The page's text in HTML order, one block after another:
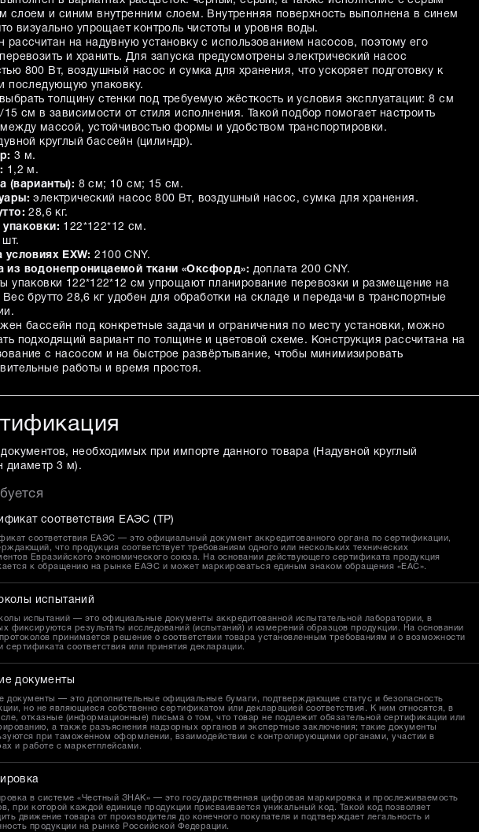
слоем и синим внутренним слоем. Внутренняя поверхность выполнена в синем
визуально упрощает контроль чистоты и уровня воды.
рассчитан на надувную установку с использованием насосов, поэтому его
и хранить. Для запуска предусмотрены электрический насос
800 Вт, воздушный насос и сумка для хранения, что ускоряет подготовку к
последующую упаковку.
толщину стенки под требуемую жёсткость и условия эксплуатации: 8 см
15 см в зависимости от стиля исполнения. Такой подбор помогает настроить
массой, устойчивостью формы и удобством транспортировки.
круглый бассейн (цилиндр).
3 м.
1,2 м.
(варианты): 8 см; 10 см; 15 см.
электрический насос 800 Вт, воздушный насос, сумка для хранения.
28,6 кг.
упаковки: 122*122*12 см.
шт.
условиях EXW: 2100 CNY.
из водонепроницаемой ткани «Оксфорд»: доплата 200 CNY.
упаковки 122*122*12 см упрощают планирование перевозки и размещение на
Вес брутто 28,6 кг удобен для обработки на складе и передачи в транспортные
бассейн под конкретные задачи и ограничения по месту установки, можно
подходящий вариант по толщине и цветовой схеме. Конструкция рассчитана на
с насосом и на быстрое развёртывание, чтобы минимизировать
работы и время простоя.
необходимых при импорте данного товара ( Надувной круглый
диаметр 3 м ).
соответствия ЕАЭС (ТР)
соответствия ЕАЭС — это официальный документ аккредитованного органа по сертификации,
что продукция соответствует требованиям одного или нескольких технических
Евразийского экономического союза. На основании действующего сертификата продукция
к обращению на рынке ЕАЭС и может маркироваться единым знаком обращения «EAC».
испытаний
испытаний — это официальные документы аккредитованной испытательной лаборатории, в
фиксируются результаты исследований (испытаний) и измерений образцов продукции. На основании
принимается решение о соответствии товара установленным требованиям и о возможности
сертификата соответствия или принятия декларации.
документы
документы — это дополнительные официальные бумаги, подтверждающие статус и безопасность
но не являющиеся собственно сертификатом или декларацией соответствия. К ним относятся, в
отказные (информационные) письма о том, что товар не подлежит обязательной сертификации или
а также разъяснения надзорных органов и экспертные заключения; такие документы
при таможенном оформлении, взаимодействии с контролирующими органами, участии в
и работе с маркетплейсами.
в системе «Честный ЗНАК» — это государственная цифровая маркировка и прослеживаемость
при которой каждой единице продукции присваивается уникальный код. Такой код позволяет
движение товара от производителя до конечного покупателя и подтверждает легальность и
продукции на рынке Российской Федерации.